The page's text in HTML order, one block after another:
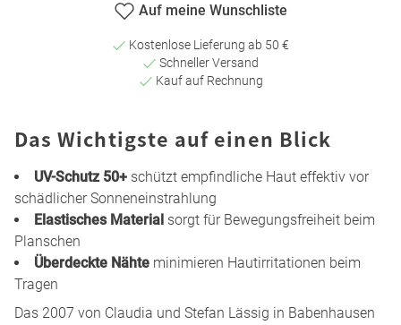
Auf meine Wunschliste
Kostenlose Lieferung ab 50 €
Schneller Versand
Kauf auf Rechnung
Das Wichtigste auf einen Blick
UV-Schutz 50+ schützt empfindliche Haut effektiv vor
schädlicher Sonneneinstrahlung
Elastisches Material sorgt für Bewegungsfreiheit beim
Planschen
Überdeckte Nähte minimieren Hautirritationen beim
Tragen
Das 2007 von Claudia und Stefan Lässig in Babenhausen